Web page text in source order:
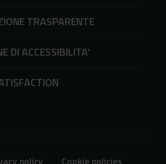
TRASPARENTE
DI ACCESSIBILITA'
policy Cookie policies